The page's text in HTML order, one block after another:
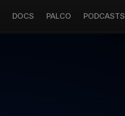
DOCS PALCO PODCASTS